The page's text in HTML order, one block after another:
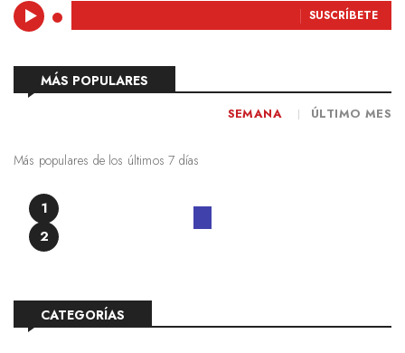
SUSCRÍBETE
MÁS POPULARES
SEMANA ÚLTIMO MES
Más populares de los últimos 7 días
1
2
CATEGORÍAS